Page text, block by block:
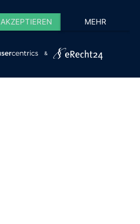
AKZEPTIEREN MEHR
&